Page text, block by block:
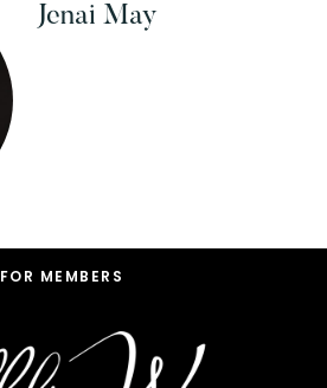
Jenai May
FOR MEMBERS